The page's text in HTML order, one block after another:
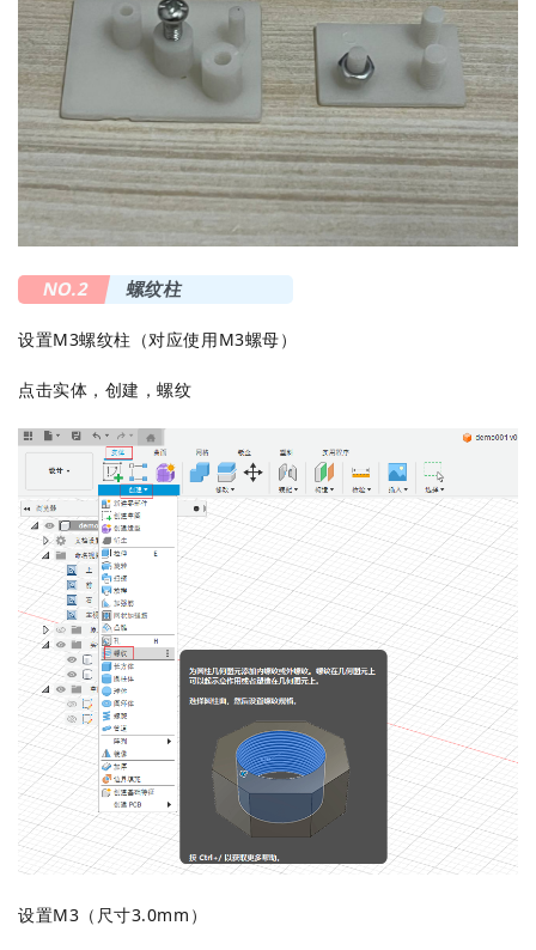
NO.2 螺纹柱
设置M3螺纹柱（对应使用M3螺母）
点击实体，创建，螺纹
设置M3（尺寸3.0mm）